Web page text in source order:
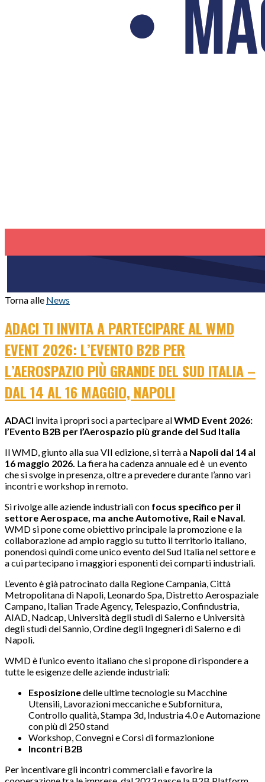
Torna alle News
ADACI TI INVITA A PARTECIPARE AL WMD
EVENT 2026: L’EVENTO B2B PER
L’AEROSPAZIO PIÙ GRANDE DEL SUD ITALIA –
DAL 14 AL 16 MAGGIO, NAPOLI
ADACI invita i propri soci a partecipare alWMD Event 2026:
l’Evento B2B per l’Aerospazio più grande del Sud Italia
Il WMD, giunto alla sua VII edizione, si terrà a Napoli dal 14 al
16 maggio 2026. La fiera ha cadenza annuale ed è un evento
che si svolge in presenza, oltre a prevedere durante l’anno vari
incontri e workshop in remoto.
Si rivolge alle aziende industriali con focus specifico per il
settore Aerospace, ma anche Automotive, Rail e Naval.
WMD si pone come obiettivo principale la promozione e la
collaborazione ad ampio raggio su tutto il territorio italiano,
ponendosi quindi come unico evento del Sud Italia nel settore e
a cui partecipano i maggiori esponenti dei comparti industriali.
L’evento è già patrocinato dalla Regione Campania, Città
Metropolitana di Napoli, Leonardo Spa, Distretto Aerospaziale
Campano, Italian Trade Agency, Telespazio, Confindustria,
AIAD, Nadcap, Università degli studi di Salerno e Università
degli studi del Sannio, Ordine degli Ingegneri di Salerno e di
Napoli.
WMD è l’unico evento italiano che si propone di rispondere a
tutte le esigenze delle aziende industriali:
Esposizionedelle ultime tecnologie su Macchine
Utensili, Lavorazioni meccaniche e Subfornitura,
Controllo qualità, Stampa 3d, Industria 4.0 e Automazione
con più di 250 stand
Workshop, Convegni e Corsi di formazionione
Incontri B2B
Per incentivare gli incontri commerciali e favorire la